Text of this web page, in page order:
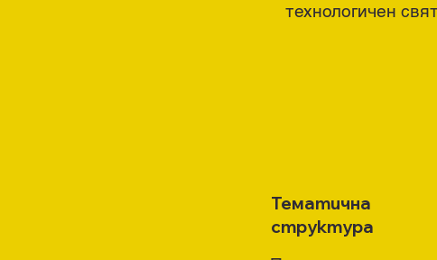
технологичен
Тематична
структура